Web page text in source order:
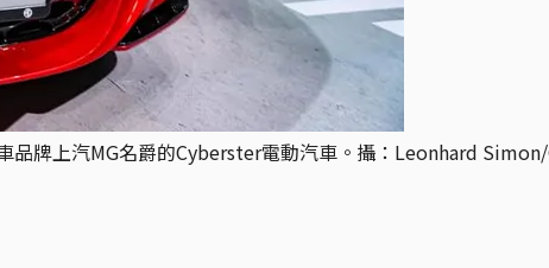
牌上汽MG名爵的Cyber​​ster電動汽車。攝：Leonhard